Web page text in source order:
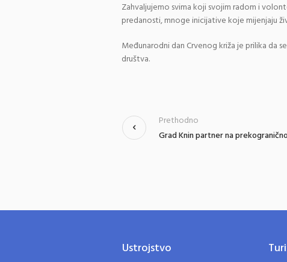
Zahvaljujemo svima koji svojim radom i
predanosti, mnoge inicijative koje mijenjaju
Međunarodni dan Crvenog križa je prilika da
društva.
Grad Knin partner na
Prethodno
Ustrojstvo